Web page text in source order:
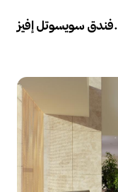
3.فندق سويسوتل إفيز